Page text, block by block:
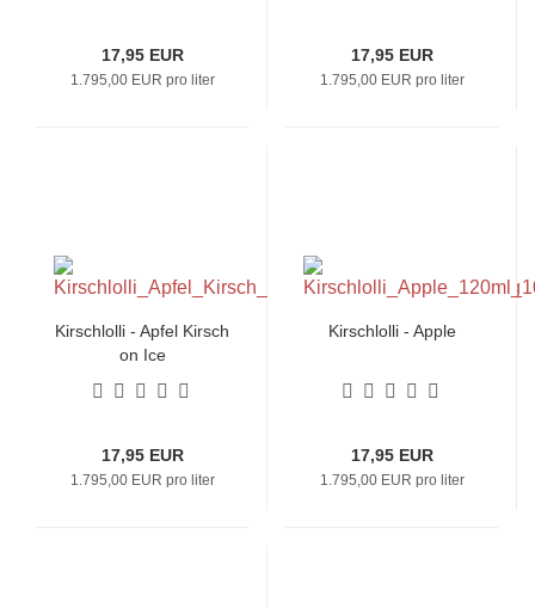
17,95 EUR
1.795,00 EUR pro liter
17,95 EUR
1.795,00 EUR pro liter
Kirschlolli - Apfel Kirsch
on Ice
17,95 EUR
1.795,00 EUR pro liter
Kirschlolli - Apple
17,95 EUR
1.795,00 EUR pro liter